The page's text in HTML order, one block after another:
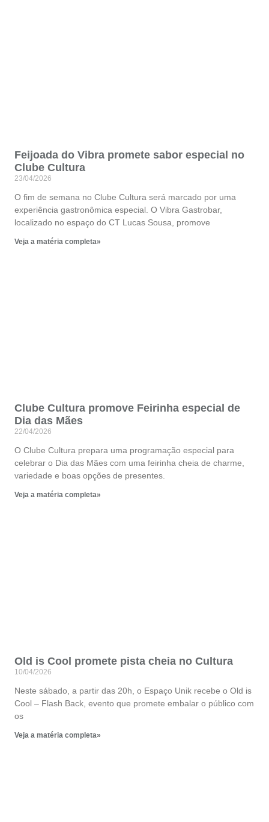
Feijoada do Vibra promete sabor especial no
Clube Cultura
23/04/2026
O fim de semana no Clube Cultura será marcado por uma
experiência gastronômica especial. O Vibra Gastrobar,
localizado no espaço do CT Lucas Sousa, promove
Veja a matéria completa»
Clube Cultura promove Feirinha especial de
Dia das Mães
22/04/2026
O Clube Cultura prepara uma programação especial para
celebrar o Dia das Mães com uma feirinha cheia de charme,
variedade e boas opções de presentes.
Veja a matéria completa»
Old is Cool promete pista cheia no Cultura
10/04/2026
Neste sábado, a partir das 20h, o Espaço Unik recebe o Old is
Cool – Flash Back, evento que promete embalar o público com
os
Veja a matéria completa»